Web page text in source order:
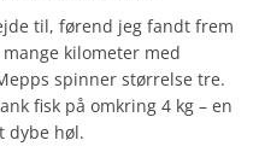
til, førend jeg fandt frem
kilometer med
spinner størrelse tre.
fisk på omkring 4 kg – en
dybe høl.